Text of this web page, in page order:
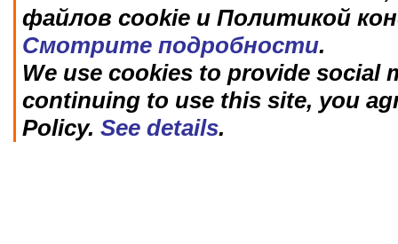
файлов cookie и Политикой
Смотрите подробности.
We use cookies to provide social
continuing to use this site, you
Policy. See details.